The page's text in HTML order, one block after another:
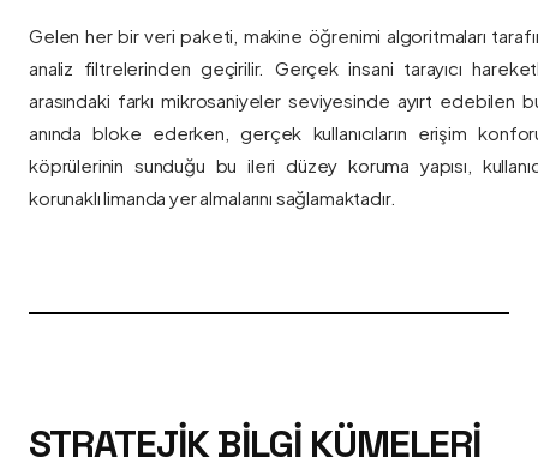
Gelen her bir veri paketi, makine öğrenimi algoritmaları
analiz filtrelerinden geçirilir. Gerçek insani tarayıcı
arasındaki farkı mikrosaniyeler seviyesinde ayırt edebilen
anında bloke ederken, gerçek kullanıcıların erişim
köprülerinin sunduğu bu ileri düzey koruma yapısı,
korunaklı limanda yer almalarını sağlamaktadır.
STRATEJIK BILGI KÜMELERI